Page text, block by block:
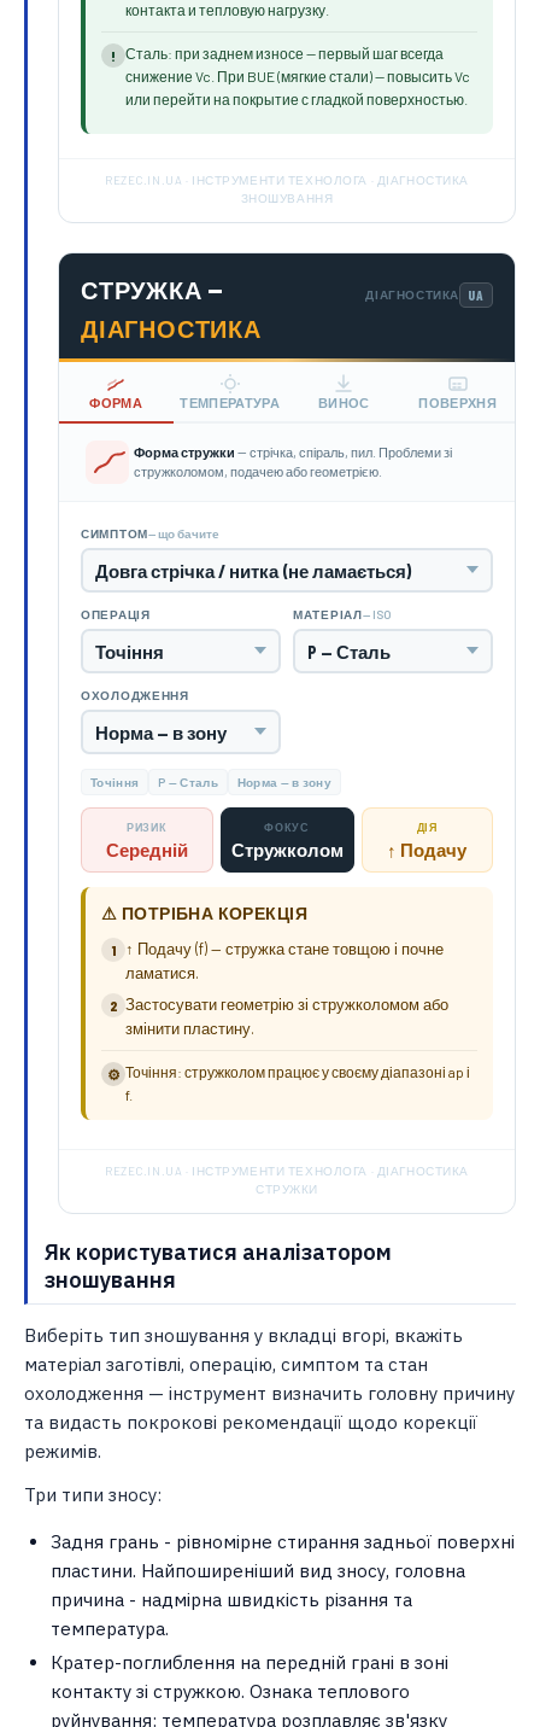
контакта и тепловую нагрузку.
!
Сталь: при заднем износе — первый шаг всегда
снижение Vc. При BUE (мягкие стали) — повысить Vc
или перейти на покрытие с гладкой поверхностью.
REZEC.IN.UA · ІНСТРУМЕНТИ ТЕХНОЛОГА · ДІАГНОСТИКА
ЗНОШУВАННЯ
СТРУЖКА —
ДІАГНОСТИКА
ДІАГНОСТИКА
ФОРМА ТЕМПЕРАТУРА ВИНОС ПОВЕРХНЯ
Форма стружки — стрічка, спіраль, пил. Проблеми зі
стружколомом, подачею або геометрією.
СИМПТОМ— що бачите
ОПЕРАЦІЯ МАТЕРІАЛ— ISO
ОХОЛОДЖЕННЯ
Точіння P — Сталь Норма — в зону
РИЗИК
Середній
ФОКУС
Стружколом
ДІЯ
↑ Подачу
⚠ ПОТРІБНА КОРЕКЦІЯ
1
↑ Подачу (f) — стружка стане товщою і почне
ламатися.
2 Застосувати геометрію зі стружколомом або
змінити пластину.
⚙ Точіння: стружколом працює у своєму діапазоні ap і
f.
REZEC.IN.UA · ІНСТРУМЕНТИ ТЕХНОЛОГА · ДІАГНОСТИКА
СТРУЖКИ
Як користуватися аналізатором
зношування
Виберіть тип зношування у вкладці вгорі, вкажіть
матеріал заготівлі, операцію, симптом та стан
охолодження — інструмент визначить головну причину
та видасть покрокові рекомендації щодо корекції
режимів.
Три типи зносу:
Задня грань - рівномірне стирання задньої поверхні
пластини. Найпоширеніший вид зносу, головна
причина - надмірна швидкість різання та
температура.
Кратер-поглиблення на передній грані в зоні
контакту зі стружкою. Ознака теплового
руйнування: температура розплавляє зв'язку